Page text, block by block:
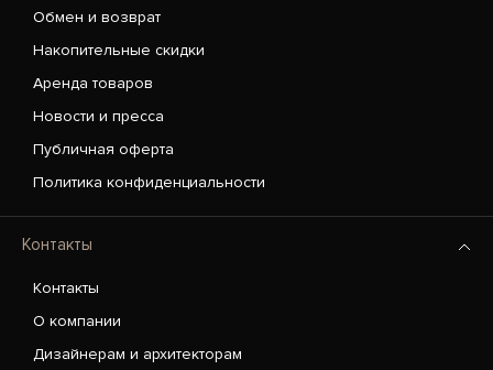
Обмен и возврат
Накопительные скидки
Аренда товаров
Новости и пресса
Публичная оферта
Политика конфиденциальности
Контакты
Контакты
О компании
Дизайнерам и архитекторам